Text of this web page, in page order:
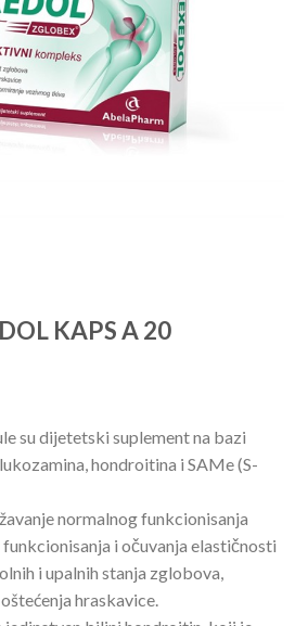
KAPS A 20
su dijetetski suplement na bazi
hondroitina i SAMe (S-
normalnog funkcionisanja
i očuvanja elastičnosti
i upalnih stanja zglobova,
hraskavice.